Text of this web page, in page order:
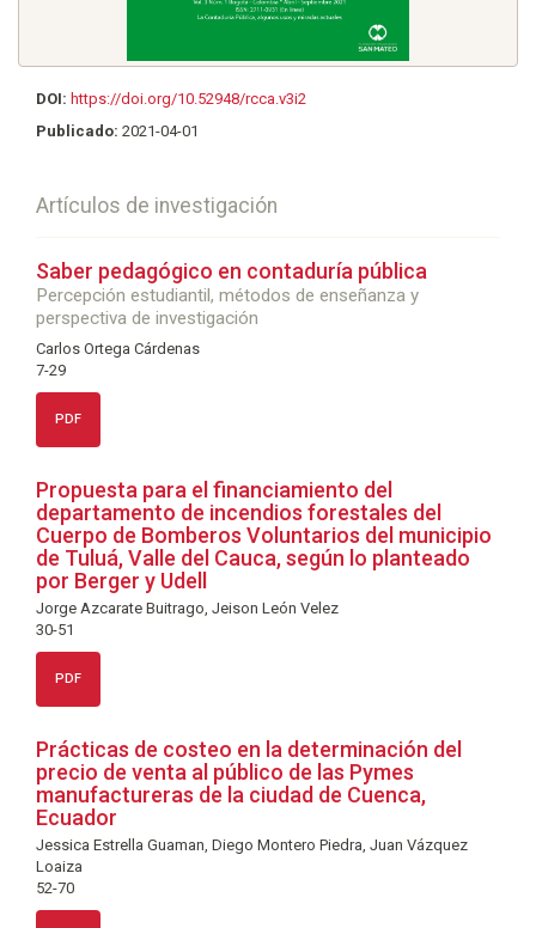
DOI: https://doi.org/10.52948/rcca.v3i2
Publicado: 2021-04-01
Artículos de investigación
Saber pedagógico en contaduría pública
Percepción estudiantil, métodos de enseñanza y
perspectiva de investigación
Carlos Ortega Cárdenas
7-29
PDF
Propuesta para el financiamiento del
departamento de incendios forestales del
Cuerpo de Bomberos Voluntarios del municipio
de Tuluá, Valle del Cauca, según lo planteado
por Berger y Udell
Jorge Azcarate Buitrago, Jeison León Velez
30-51
PDF
Prácticas de costeo en la determinación del
precio de venta al público de las Pymes
manufactureras de la ciudad de Cuenca,
Ecuador
Jessica Estrella Guaman, Diego Montero Piedra, Juan Vázquez
Loaiza
52-70